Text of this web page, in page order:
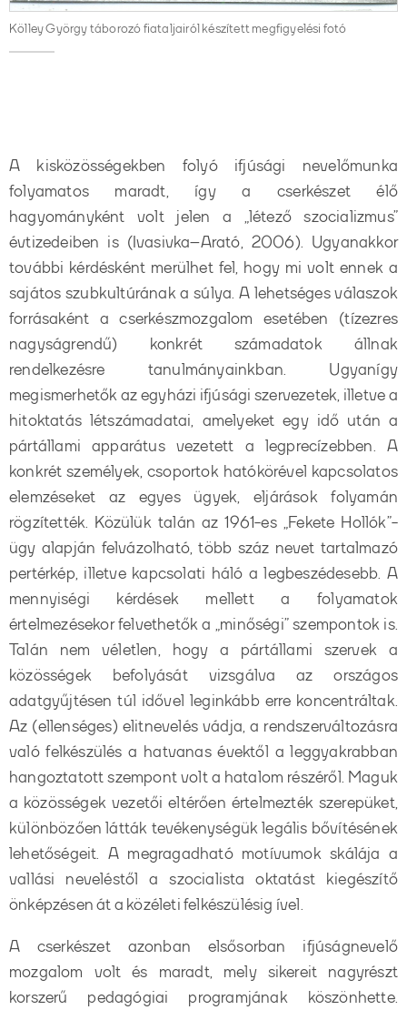
Kölley György táborozó fiataljairól készített megfigyelési fotó
A kisközösségekben folyó ifjúsági nevelőmunka
folyamatos maradt, így a cserkészet élő
hagyományként volt jelen a „létező szocializmus”
évtizedeiben is (Ivasivka–Arató, 2006). Ugyanakkor
további kérdésként merülhet fel, hogy mi volt ennek a
sajátos szubkultúrának a súlya. A lehetséges válaszok
forrásaként a cserkészmozgalom esetében (tízezres
nagyságrendű) konkrét számadatok állnak
rendelkezésre tanulmányainkban. Ugyanígy
megismerhetők az egyházi ifjúsági szervezetek, illetve a
hitoktatás létszámadatai, amelyeket egy idő után a
pártállami apparátus vezetett a legprecízebben. A
konkrét személyek, csoportok hatókörével kapcsolatos
elemzéseket az egyes ügyek, eljárások folyamán
rögzítették. Közülük talán az 1961-es „Fekete Hollók”-
ügy alapján felvázolható, több száz nevet tartalmazó
pertérkép, illetve kapcsolati háló a legbeszédesebb. A
mennyiségi kérdések mellett a folyamatok
értelmezésekor felvethetők a „minőségi” szempontok is.
Talán nem véletlen, hogy a pártállami szervek a
közösségek befolyását vizsgálva az országos
adatgyűjtésen túl idővel leginkább erre koncentráltak.
Az (ellenséges) elitnevelés vádja, a rendszerváltozásra
való felkészülés a hatvanas évektől a leggyakrabban
hangoztatott szempont volt a hatalom részéről. Maguk
a közösségek vezetői eltérően értelmezték szerepüket,
különbözően látták tevékenységük legális bővítésének
lehetőségeit. A megragadható motívumok skálája a
vallási neveléstől a szocialista oktatást kiegészítő
önképzésen át a közéleti felkészülésig ível.
A cserkészet azonban elsősorban ifjúságnevelő
mozgalom volt és maradt, mely sikereit nagyrészt
korszerű pedagógiai programjának köszönhette.